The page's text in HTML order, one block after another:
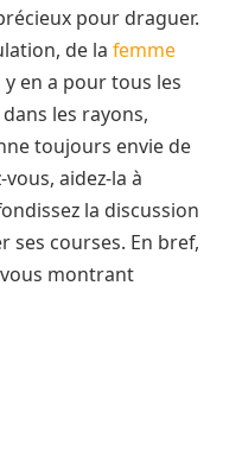
pour draguer.
de la femme
en a pour tous les
les rayons,
toujours envie de
aidez-la à
la discussion
ses courses. En bref,
montrant